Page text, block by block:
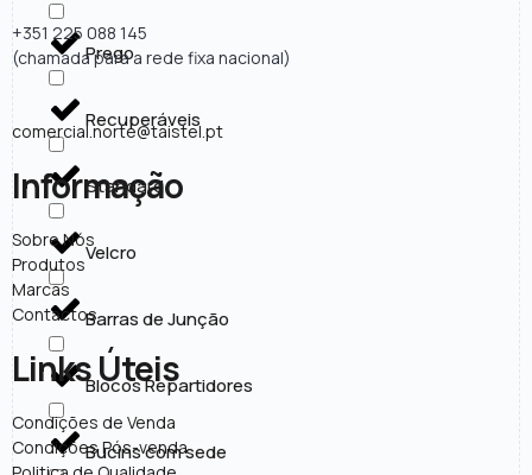
Prego
Recuperáveis
Standard
Velcro
Barras de Junção
Blocos Repartidores
Bucins com sede
+351 225 088 145
(chamada para a rede fixa nacional)
comercial.norte@taistel.pt
Informação
Sobre Nós
Produtos
Marcas
Contactos
Links Úteis
Condições de Venda
Condições Pós-venda